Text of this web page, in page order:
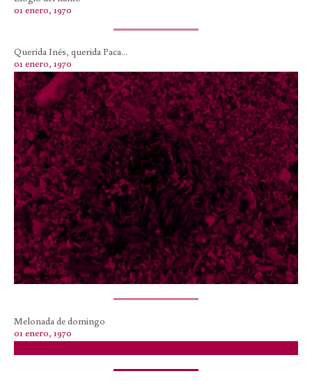
01 enero, 1970
Querida Inés, querida Paca...
01 enero, 1970
Melonada de domingo
01 enero, 1970